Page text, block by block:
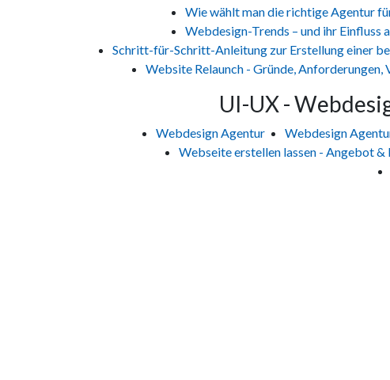
Wie wählt man die richtige Agentur
Webdesign-Trends – und ihr Einfluss
Schritt-für-Schritt-Anleitung zur Erstellung einer
Website Relaunch - Gründe, Anforderungen,
UI-UX -
Webdesign Agentur Webdesign
Webseite erstellen lassen - Angebot &